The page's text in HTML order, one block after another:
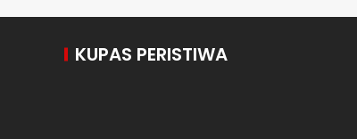
KUPAS PERISTIWA